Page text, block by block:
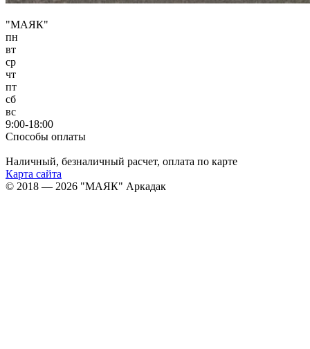
"МАЯК"
пн
вт
ср
чт
пт
сб
вс
9:00-18:00
Способы оплаты
Наличный, безналичный расчет, оплата по карте
Карта сайта
© 2018 — 2026 "МАЯК" Аркадак